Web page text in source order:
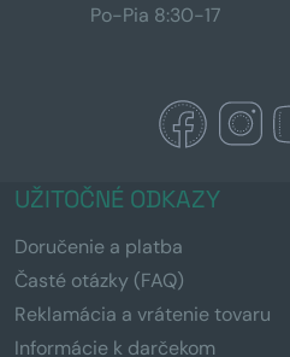
Po-Pia 8:30-17
UŽITOČNÉ ODKAZY
Doručenie a platba
Časté otázky (FAQ)
Reklamácia a vrátenie tovaru
Informácie k darčekom